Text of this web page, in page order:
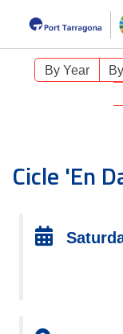
By Year
Cicle 'En